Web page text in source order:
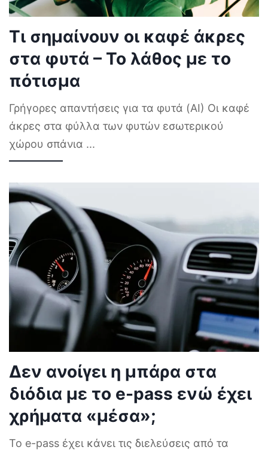
Τι σημαίνουν οι καφέ άκρες
στα φυτά – Το λάθος με το
πότισμα
Γρήγορες απαντήσεις για τα φυτά (AI) Οι καφέ
άκρες στα φύλλα των φυτών εσωτερικού
χώρου σπάνια ...
Δεν ανοίγει η μπάρα στα
διόδια με το e-pass ενώ έχει
χρήματα «μέσα»;
Το e-pass έχει κάνει τις διελεύσεις από τα